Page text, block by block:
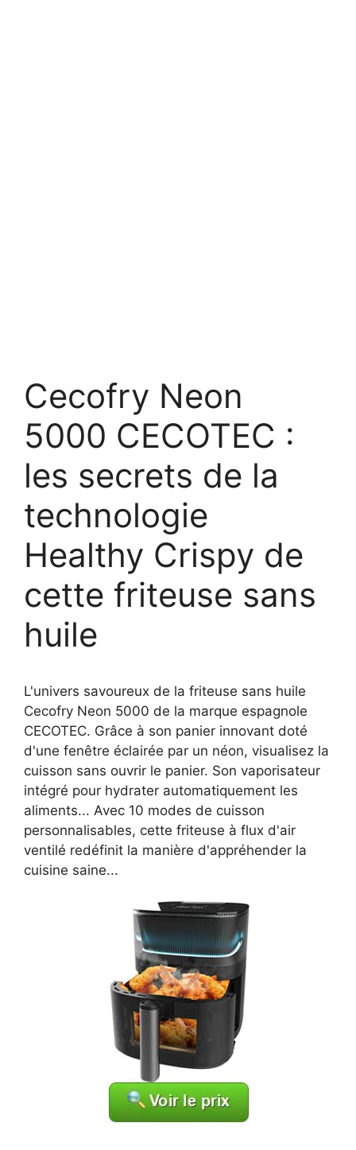
Cecofry Neon
5000 CECOTEC :
les secrets de la
technologie
Healthy Crispy de
cette friteuse sans
huile
L'univers savoureux de la friteuse sans huile
Cecofry Neon 5000 de la marque espagnole
CECOTEC. Grâce à son panier innovant doté
d'une fenêtre éclairée par un néon, visualisez la
cuisson sans ouvrir le panier. Son vaporisateur
intégré pour hydrater automatiquement les
aliments... Avec 10 modes de cuisson
personnalisables, cette friteuse à flux d'air
ventilé redéfinit la manière d'appréhender la
cuisine saine...